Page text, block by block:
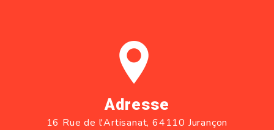
Adresse
16 Rue de l'Artisanat, 64110 Jurançon